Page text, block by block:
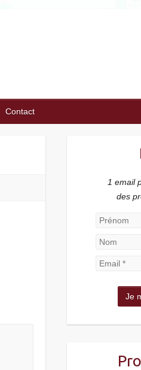
Contact
1 email
des